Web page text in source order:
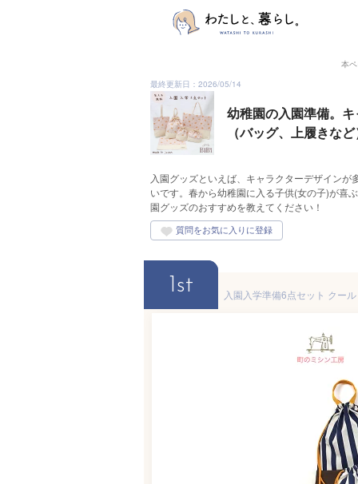
本
最終更新日：2026/05/14
幼稚園の入園準備。
（バッグ、上履きな
入園グッズといえば、キャラクターデザイン
いです。春から幼稚園に入る子供(女の子)が喜
園グッズのおすすめを教えてください！
1st